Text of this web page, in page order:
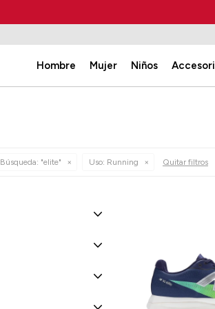
Hombre Mujer Niños
Búsqueda: "elite" Uso: Running Quitar filtros